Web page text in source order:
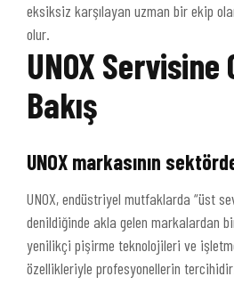
eksiksiz karşılayan uzman bir ekip
olur.
UNOX Servisine
Bakış
UNOX markasının
UNOX, endüstriyel mutfaklarda “üst
denildiğinde akla gelen markalardan
yenilikçi pişirme teknolojileri ve
özellikleriyle profesyonellerin